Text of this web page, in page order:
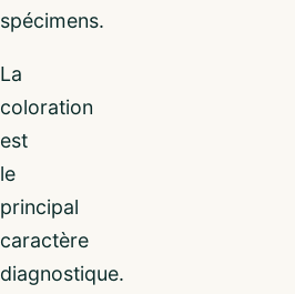
spécimens.
La
coloration
est
le
principal
caractère
diagnostique.